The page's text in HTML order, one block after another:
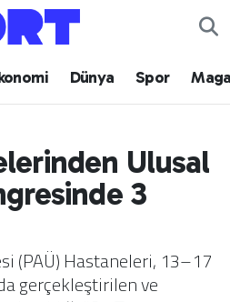
Dünya Spor
Ulusal
3
(PAÜ) Hastaneleri, 13–17
gerçekleştirilen ve